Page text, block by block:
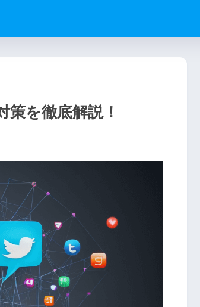
を徹底解説！